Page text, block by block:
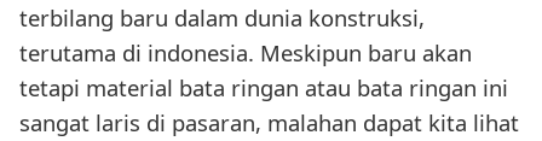
terbilang baru dalam dunia konstruksi,
terutama di indonesia. Meskipun baru akan
tetapi material bata ringan atau bata ringan ini
sangat laris di pasaran, malahan dapat kita lihat